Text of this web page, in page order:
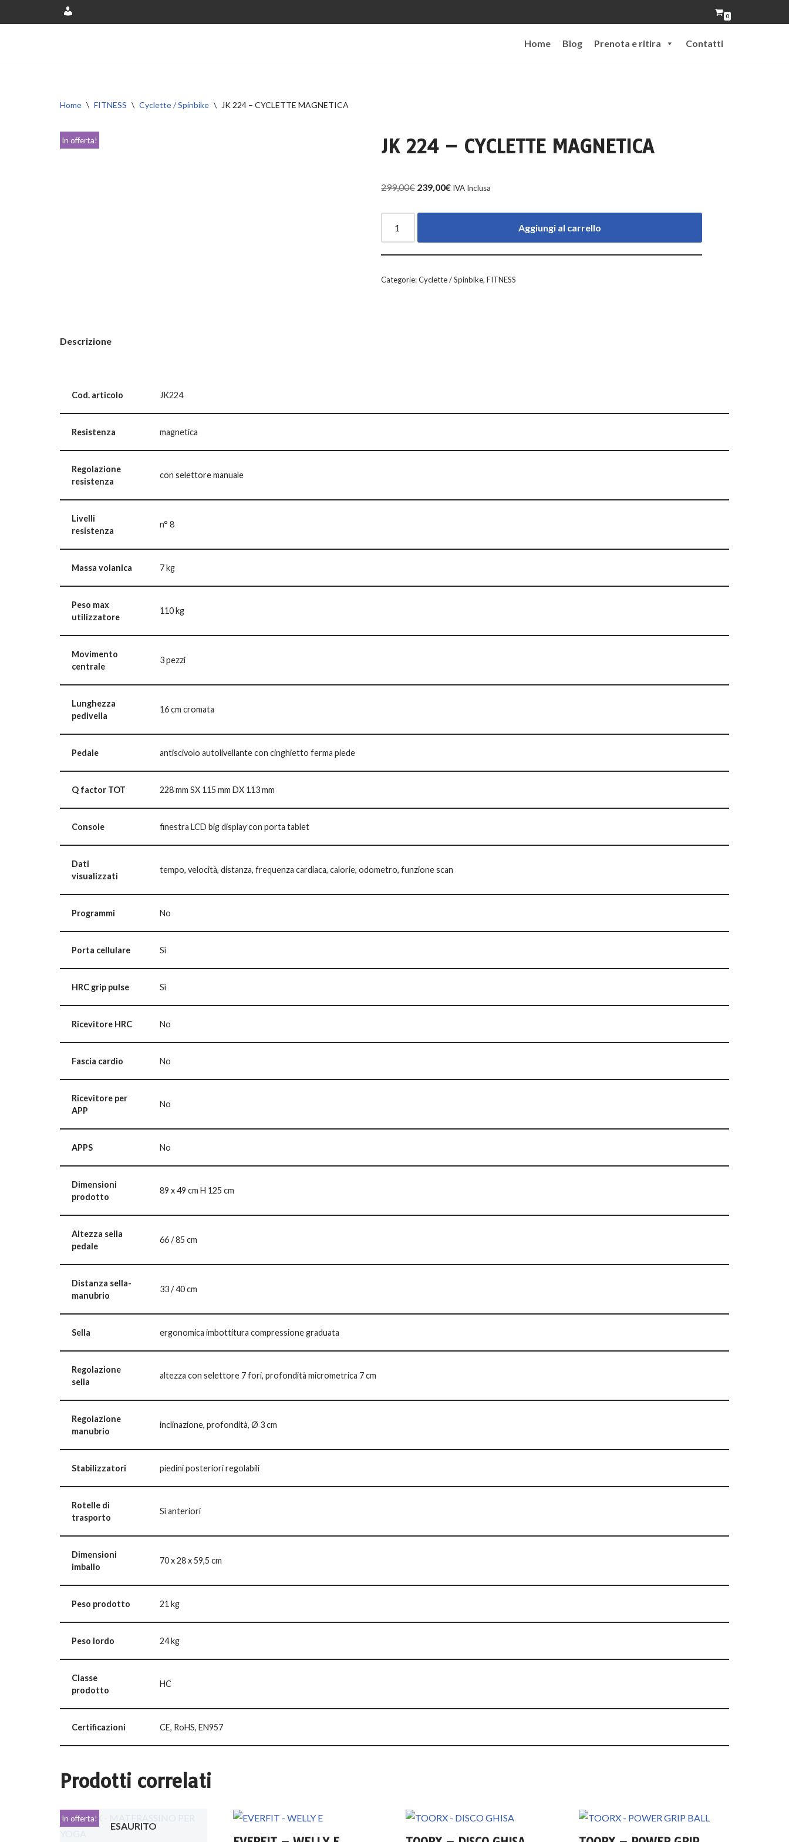
Account 0
Home Blog Prenota e ritira Contatti
Home \ FITNESS \ Cyclette / Spinbike \ JK 224 – CYCLETTE MAGNETICA
In offerta! JK 224 – CYCLETTE MAGNETICA
299,00€ 239,00€ IVA Inclusa
Aggiungi al carrello
Categorie:Cyclette / Spinbike,FITNESS
Descrizione
Cod. articolo JK224
Resistenza magnetica
Regolazione
resistenza
con selettore manuale
Livelli
resistenza
n° 8
Massa volanica 7 kg
Peso max
utilizzatore
110 kg
Movimento
centrale
3 pezzi
Lunghezza
pedivella
16 cm cromata
Pedale antiscivolo autolivellante con cinghietto ferma piede
Q factor TOT 228 mm SX 115 mm DX 113 mm
Console finestra LCD big display con porta tablet
Dati
visualizzati
tempo, velocità, distanza, frequenza cardiaca, calorie, odometro, funzione scan
Programmi No
Porta cellulare Sì
HRC grip pulse Sì
Ricevitore HRC No
Fascia cardio No
Ricevitore per
APP
No
APPS No
Dimensioni
prodotto
89 x 49 cm H 125 cm
Altezza sella
pedale
66 / 85 cm
Distanza sella-
manubrio
33 / 40 cm
Sella ergonomica imbottitura compressione graduata
Regolazione
sella
altezza con selettore 7 fori, profondità micrometrica 7 cm
Regolazione
manubrio
inclinazione, profondità, Ø 3 cm
Stabilizzatori piedini posteriori regolabili
Rotelle di
trasporto
Sì anteriori
Dimensioni
imballo
70 x 28 x 59,5 cm
Peso prodotto 21 kg
Peso lordo 24 kg
Classe
prodotto
HC
Certificazioni CE, RoHS, EN957
Prodotti correlati
ESAURITO
In offerta!